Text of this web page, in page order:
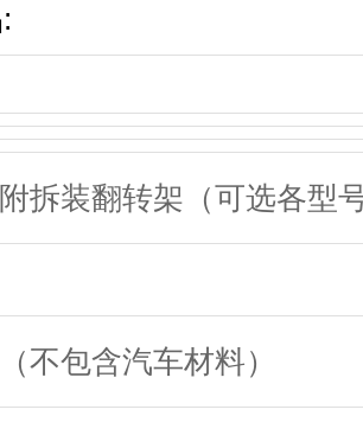
:
拆装翻转架（可选各型
不包含汽车材料）